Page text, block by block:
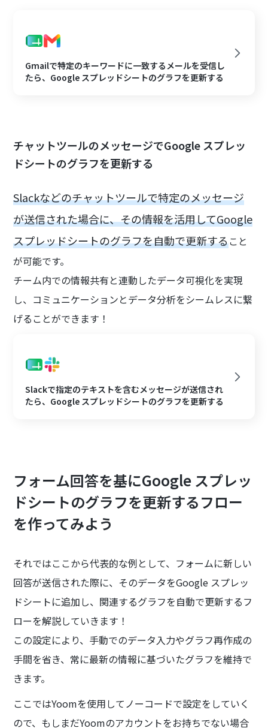
Gmailで特定のキーワードに一致するメールを受信し
たら、Google スプレッドシートのグラフを更新する
チャットツールのメッセージでGoogle スプレッ
ドシートのグラフを更新する
Slackなどのチャットツールで特定のメッセージ
が送信された場合に、その情報を活用してGoogle
スプレッドシートのグラフを自動で更新すること
が可能です。
チーム内での情報共有と連動したデータ可視化を実現
し、コミュニケーションとデータ分析をシームレスに繋
げることができます！
Slackで指定のテキストを含むメッセージが送信され
たら、Google スプレッドシートのグラフを更新する
フォーム回答を基にGoogle スプレッ
ドシートのグラフを更新するフロー
を作ってみよう
それではここから代表的な例として、フォームに新しい
回答が送信された際に、そのデータをGoogle スプレッ
ドシートに追加し、関連するグラフを自動で更新するフ
ローを解説していきます！
この設定により、手動でのデータ入力やグラフ再作成の
手間を省き、常に最新の情報に基づいたグラフを維持で
きます。
ここではYoomを使用してノーコードで設定をしていく
ので、もしまだYoomのアカウントをお持ちでない場合